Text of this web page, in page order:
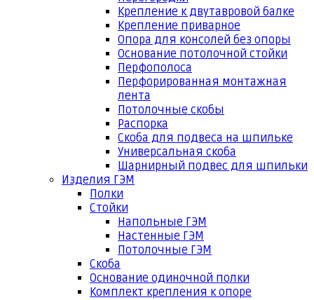
Крепление к двутавровой балке
Крепление приварное
Опора для консолей без опоры
Основание потолочной стойки
Перфополоса
Перфорированная монтажная
лента
Потолочные скобы
Распорка
Скоба для подвеса на шпильке
Универсальная скоба
Шарнирный подвес для шпильки
Изделия ГЭМ
Полки
Стойки
Напольные ГЭМ
Настенные ГЭМ
Потолочные ГЭМ
Скоба
Основание одиночной полки
Комплект крепления к опоре